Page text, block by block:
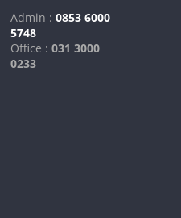
Admin :0853 6000
5748
Office : 031 3000
0233